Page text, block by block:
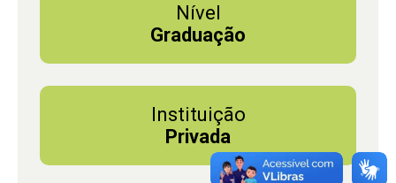
Nível
Graduação
Instituição
Privada